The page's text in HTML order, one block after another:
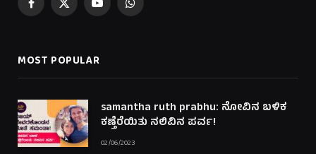
Facebook
X
YouTubeWhatsApp
MOST POPULAR
samantha ruth prabhu: ನೋವಿನ ಬಳಿಕ
ಕಣ್ತೆರೆಯಿತು ನಲಿವಿನ ಪರ್ವ!
02/06/2023